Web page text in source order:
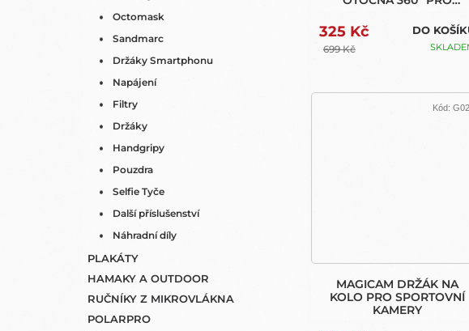
Octomask
Sandmarc
Držáky Smartphonu
Napájení
Filtry
Držáky
Handgripy
Pouzdra
Selfie Tyče
Další příslušenství
Náhradní díly
PLAKÁTY
HAMAKY A OUTDOOR
RUČNÍKY Z MIKROVLÁKNA
POLARPRO
SEATPOST / POLE)
325 Kč
699 Kč
DO
MAGICAM DRŽÁK NA
KOLO PRO SPORTOVNÍ
KAMERY
Kód: